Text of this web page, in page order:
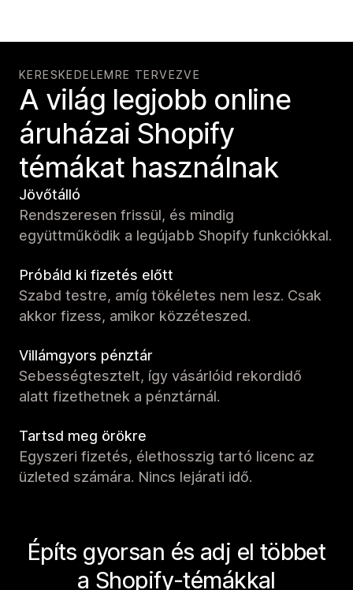
KERESKEDELEMRE TERVEZVE
A világ legjobb online
áruházai Shopify
témákat használnak
Jövőtálló
Rendszeresen frissül, és mindig
együttműködik a legújabb Shopify funkciókkal.
Próbáld ki fizetés előtt
Szabd testre, amíg tökéletes nem lesz. Csak
akkor fizess, amikor közzéteszed.
Villámgyors pénztár
Sebességtesztelt, így vásárlóid rekordidő
alatt fizethetnek a pénztárnál.
Tartsd meg örökre
Egyszeri fizetés, élethosszig tartó licenc az
üzleted számára. Nincs lejárati idő.
Építs gyorsan és adj el többet
a Shopify-témákkal